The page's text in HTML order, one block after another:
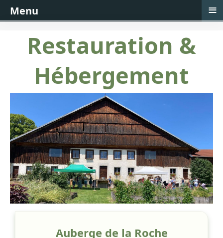
Restauration &
Hébergement
Auberge de la Roche
Menu ≡